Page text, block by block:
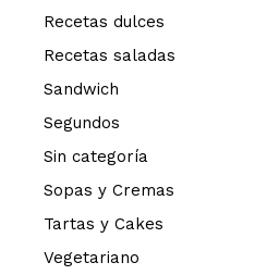
Recetas dulces
Recetas saladas
Sandwich
Segundos
Sin categoría
Sopas y Cremas
Tartas y Cakes
Vegetariano